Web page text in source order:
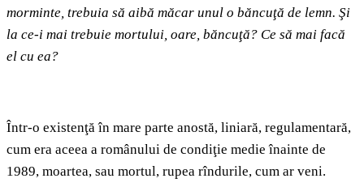
morminte, trebuia să aibă măcar unul o băncuţă de lemn. Şi
la ce-i mai trebuie mortului, oare, băncuţă? Ce să mai facă
el cu ea?
Într-o existenţă în mare parte anostă, liniară, regulamentară,
cum era aceea a românului de condiţie medie înainte de
1989, moartea, sau mortul, rupea rîndurile, cum ar veni.